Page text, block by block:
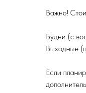
Важно!
Будни (с
Выходные
Если